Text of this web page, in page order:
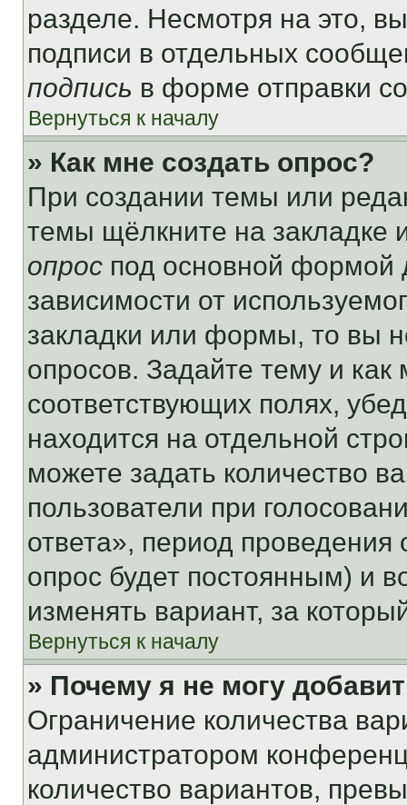
разделе. Несмотря на это,
подписи в отдельных
подпись в форме отправки
Вернуться к началу
» Как мне создать опрос?
При создании темы или
темы щёлкните на
опрос под основной формой
зависимости от
закладки или формы, то вы
опросов. Задайте тему и
соответствующих полях,
находится на отдельной
можете задать количество
пользователи при
ответа», период проведения
опрос будет постоянным) и
изменять вариант, за
Вернуться к началу
» Почему я не могу
Ограничение количества
администратором
количество вариантов,